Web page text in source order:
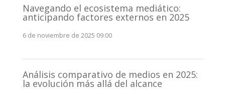
Navegando el ecosistema mediático:
anticipando factores externos en 2025
6 de noviembre de 2025 09:00
Análisis comparativo de medios en 2025:
la evolución más allá del alcance